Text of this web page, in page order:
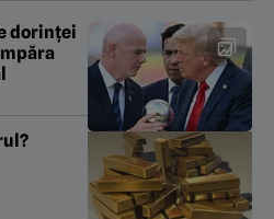
dorinței